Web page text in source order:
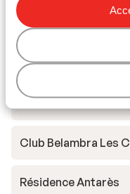
SOWELL
Spa
Residence P & V
Club Belambra Les
Résidence Antarès